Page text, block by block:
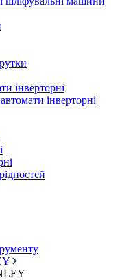
інверторні
інверторні